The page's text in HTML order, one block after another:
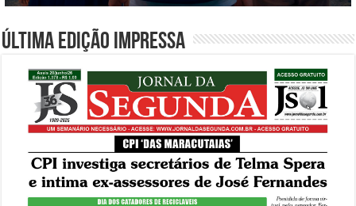
Última edição impressa